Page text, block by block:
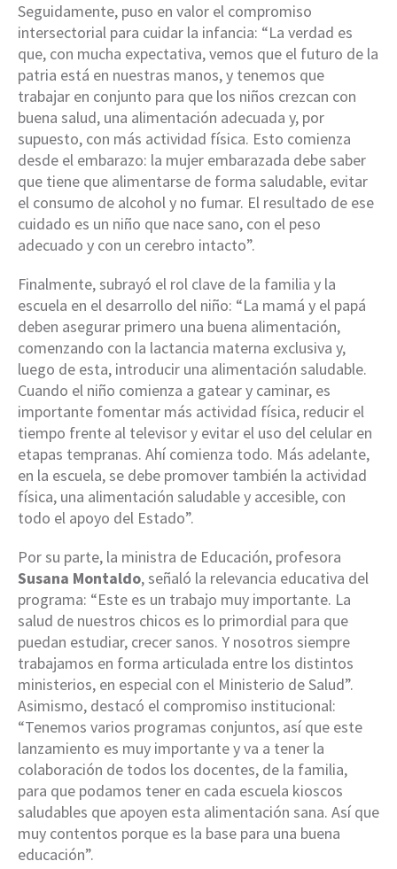
Seguidamente, puso en valor el compromiso
intersectorial para cuidar la infancia: “La verdad es
que, con mucha expectativa, vemos que el futuro de la
patria está en nuestras manos, y tenemos que
trabajar en conjunto para que los niños crezcan con
buena salud, una alimentación adecuada y, por
supuesto, con más actividad física. Esto comienza
desde el embarazo: la mujer embarazada debe saber
que tiene que alimentarse de forma saludable, evitar
el consumo de alcohol y no fumar. El resultado de ese
cuidado es un niño que nace sano, con el peso
adecuado y con un cerebro intacto”.
Finalmente, subrayó el rol clave de la familia y la
escuela en el desarrollo del niño: “La mamá y el papá
deben asegurar primero una buena alimentación,
comenzando con la lactancia materna exclusiva y,
luego de esta, introducir una alimentación saludable.
Cuando el niño comienza a gatear y caminar, es
importante fomentar más actividad física, reducir el
tiempo frente al televisor y evitar el uso del celular en
etapas tempranas. Ahí comienza todo. Más adelante,
en la escuela, se debe promover también la actividad
física, una alimentación saludable y accesible, con
todo el apoyo del Estado”.
Por su parte, la ministra de Educación, profesora
Susana Montaldo, señaló la relevancia educativa del
programa: “Este es un trabajo muy importante. La
salud de nuestros chicos es lo primordial para que
puedan estudiar, crecer sanos. Y nosotros siempre
trabajamos en forma articulada entre los distintos
ministerios, en especial con el Ministerio de Salud”.
Asimismo, destacó el compromiso institucional:
“Tenemos varios programas conjuntos, así que este
lanzamiento es muy importante y va a tener la
colaboración de todos los docentes, de la familia,
para que podamos tener en cada escuela kioscos
saludables que apoyen esta alimentación sana. Así que
muy contentos porque es la base para una buena
educación”.